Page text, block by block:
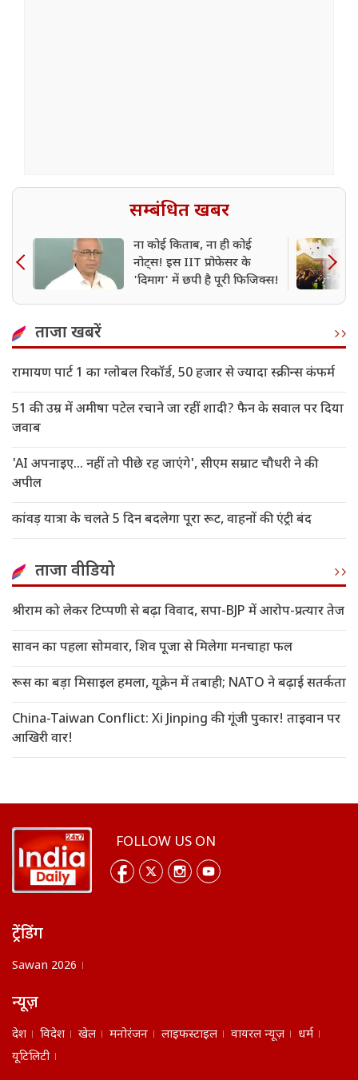
सम्बंधित खबर
ना कोई किताब, ना ही कोई
नोट्स! इस IIT प्रोफेसर के
'दिमाग' में छपी है पूरी फिजिक्स!
ताजा खबरें
रामायण पार्ट 1 का ग्लोबल रिकॉर्ड, 50 हजार से ज्यादा स्क्रीन्स कंफर्म
51 की उम्र में अमीषा पटेल रचाने जा रहीं शादी? फैन के सवाल पर दिया
जवाब
'AI अपनाइए... नहीं तो पीछे रह जाएंगे', सीएम सम्राट चौधरी ने की
अपील
कांवड़ यात्रा के चलते 5 दिन बदलेगा पूरा रूट, वाहनों की एंट्री बंद
ताजा वीडियो
श्रीराम को लेकर टिप्पणी से बढ़ा विवाद, सपा-BJP में आरोप-प्रत्यार तेज
सावन का पहला सोमवार, शिव पूजा से मिलेगा मनचाहा फल
रूस का बड़ा मिसाइल हमला, यूक्रेन में तबाही; NATO ने बढ़ाई सतर्कता
China-Taiwan Conflict: Xi Jinping की गूंजी पुकार! ताइवान पर
आखिरी वार!
FOLLOW US ON
ट्रेंडिंग
Sawan 2026
न्यूज़
देश विदेश खेल मनोरंजन लाइफस्टाइल वायरल न्यूज़
धर्म
यूटिलिटी